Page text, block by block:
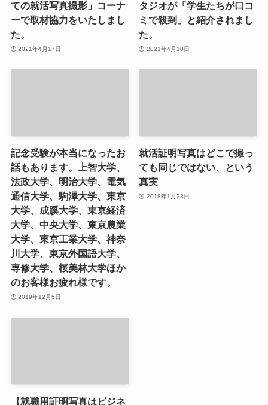
ての就活写真撮影」コーナ
ーで取材協力をいたしまし
た。
2021年4月17日
タジオが「学生たちが口コ
ミで殺到」と紹介されまし
た。
2021年4月10日
記念受験が本当になったお
話もあります。上智大学、
法政大学、明治大学、電気
通信大学、駒澤大学、東京
大学、成蹊大学、東京経済
大学、中央大学、東京農業
大学、東京工業大学、神奈
川大学、東京外国語大学、
専修大学、桜美林大学ほか
のお客様お疲れ様です。
2019年12月5日
就活証明写真はどこで撮っ
ても同じではない、という
真実
2018年1月23日
【就職用証明写真はビジネ